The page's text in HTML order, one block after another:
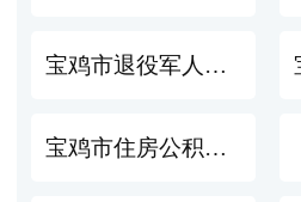
宝鸡市退役军人事务局
宝鸡市住房公积金管理中心